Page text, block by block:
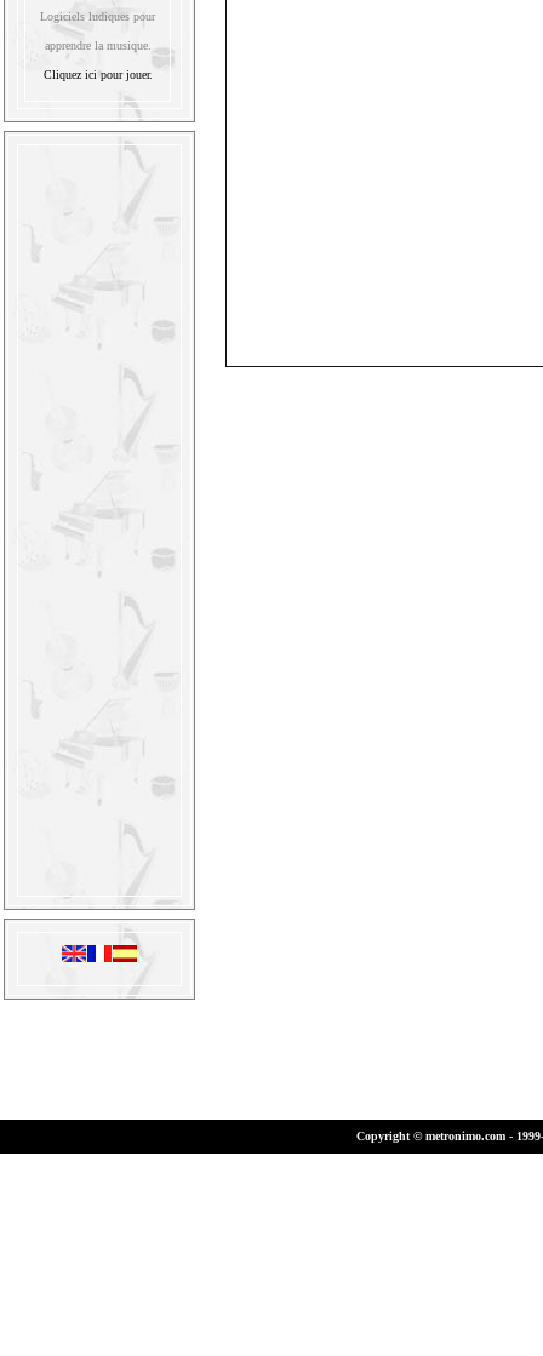
Logiciels ludiques pour
apprendre la musique.
Cliquez ici pour jouer.
Copyright © metronimo.com -